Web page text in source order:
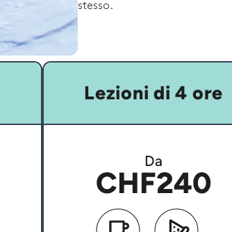
stesso.
Lezioni di 4 ore
Da
CHF240